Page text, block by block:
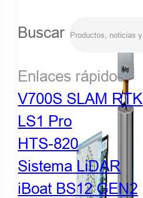
Buscar
Enlaces rápidos
V700S SLAM RTK
LS1 Pro
HTS-820
Sistema LiDAR
iBoat BS12 GEN2